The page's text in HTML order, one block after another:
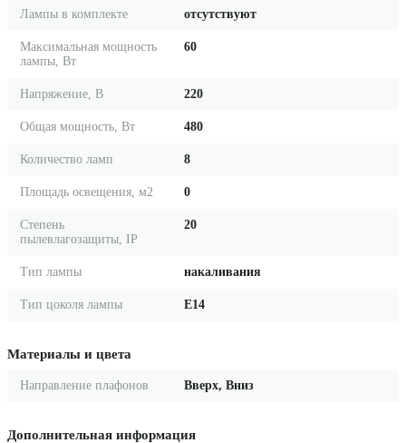
Лампы в комплекте отсутствуют
Максимальная мощность
лампы, Вт
60
Напряжение, В 220
Общая мощность, Вт 480
Количество ламп 8
Площадь освещения, м2 0
Степень
пылевлагозащиты, IP
20
Тип лампы накаливания
Тип цоколя лампы E14
Материалы и цвета
Направление плафонов Вверх, Вниз
Дополнительная информация